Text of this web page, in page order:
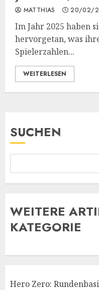
MATTHIAS 20/02/
Im Jahr 2025 haben
hervorgetan, was
Spielerzahlen...
WEITERLESEN
SUCHEN
WEITERE
KATEGORIE
Hero Zero: